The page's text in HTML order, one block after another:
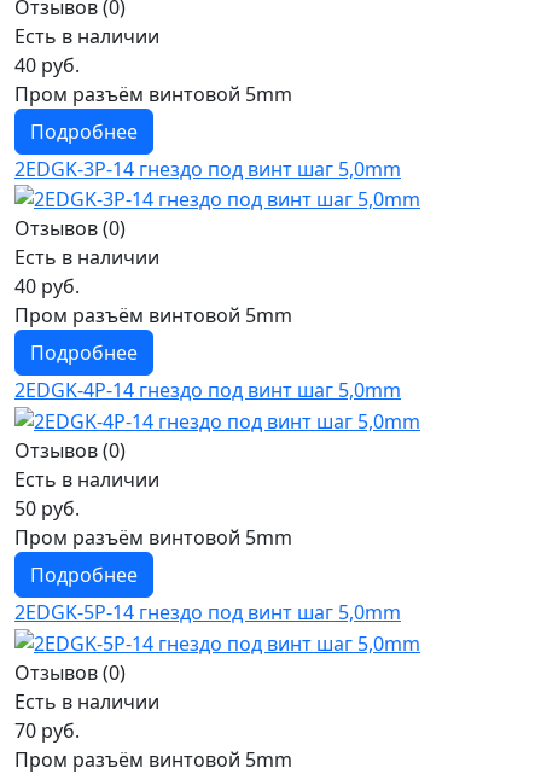
Отзывов (0)
Есть в наличии
40 руб.
Пром разъём винтовой 5mm
Подробнее
2EDGK-3P-14 гнездо под винт шаг 5,0mm
Отзывов (0)
Есть в наличии
40 руб.
Пром разъём винтовой 5mm
Подробнее
2EDGK-4P-14 гнездо под винт шаг 5,0mm
Отзывов (0)
Есть в наличии
50 руб.
Пром разъём винтовой 5mm
Подробнее
2EDGK-5P-14 гнездо под винт шаг 5,0mm
Отзывов (0)
Есть в наличии
70 руб.
Пром разъём винтовой 5mm